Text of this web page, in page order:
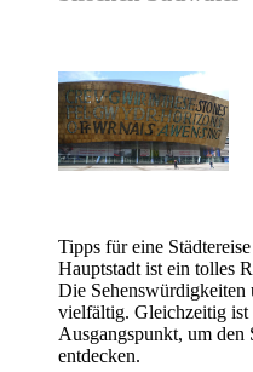
Tipps für eine
Hauptstadt ist ein tolles
Die
vielfältig. Gleichzeitig
Ausgangspunkt, um den
entdecken.